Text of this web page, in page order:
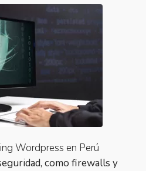
Wordpress en Perú
como firewalls y